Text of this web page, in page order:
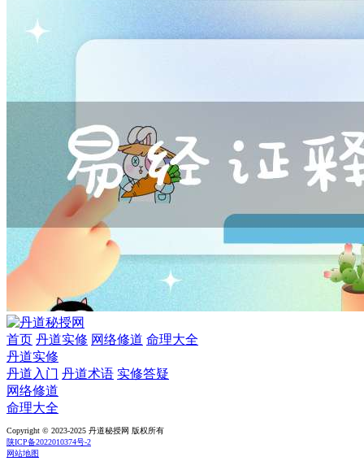
首页 丹道实修 网络修道 命理大全
丹道实修
丹道入门 丹道术语 实修答疑
网络修道
命理大全
Copyright © 2023-2025 丹道秘授网 版权所有
陕ICP备2022010374号-2
网站地图